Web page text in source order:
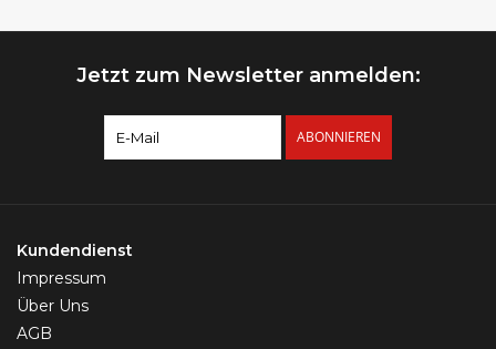
Jetzt zum Newsletter anmelden:
ABONNIEREN
Kundendienst
Impressum
Über Uns
AGB